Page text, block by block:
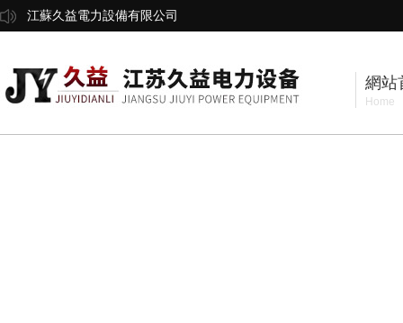
江蘇久益電力設備有限公司
網站
Home